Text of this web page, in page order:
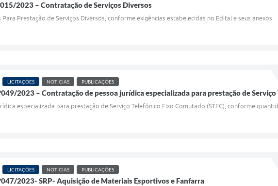
2023 – Contratação de Serviços Diversos
Prestação de Serviços Diversos, conforme exigências estabelecidas no Edital e seus anexos.
LICITAÇÕES NOTICIAS PUBLICAÇÕES
2023 – Contratação de pessoa jurídica especializada para prestação de Serviço
especializada para prestação de Serviço Telefônico Fixo Comutado (STFC), conforme
LICITAÇÕES NOTICIAS PUBLICAÇÕES
2023- SRP- Aquisição de Materiais Esportivos e Fanfarra